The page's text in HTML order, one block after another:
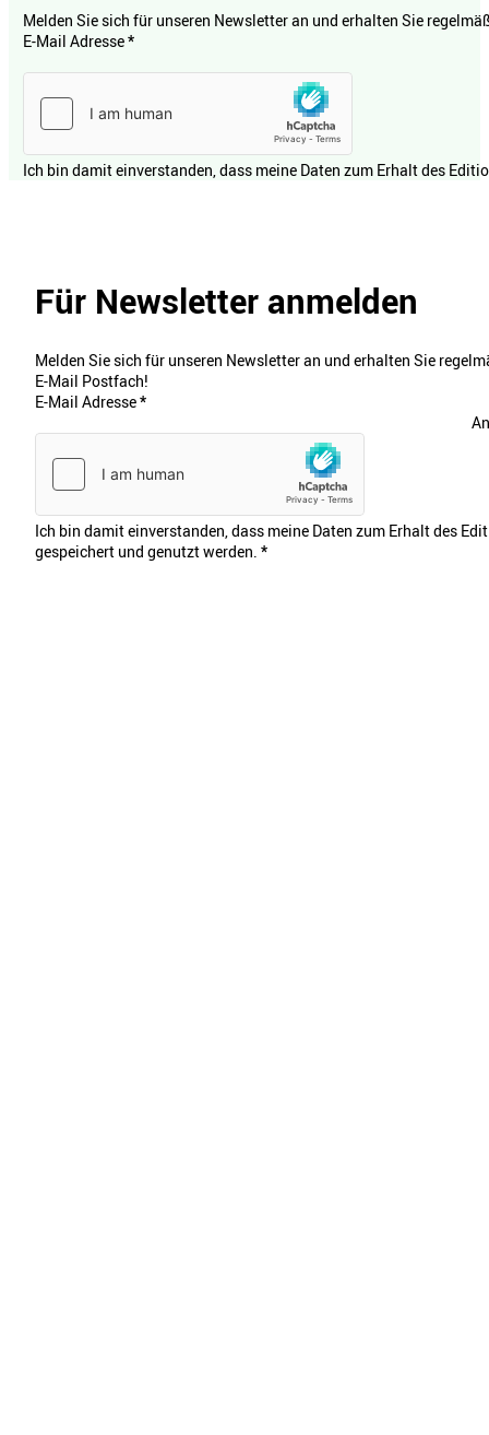
Melden Sie sich für unseren Newsletter an und erhalten Sie
E-Mail Adresse*
Ich bin damit einverstanden, dass meine Daten zum Erhalt des
Für Newsletter anmelden
Melden Sie sich für unseren Newsletter an und erhalten Sie
E-Mail Postfach!
E-Mail Adresse*
Ich bin damit einverstanden, dass meine Daten zum Erhalt des
gespeichert und genutzt werden. *